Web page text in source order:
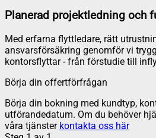
Planerad projektledning och
Med erfarna flyttledare, rätt
ansvarsförsäkring genomför vi
kontorsflyttar - från förstudie till
Börja din offertförfrågan
Börja din bokning med kundtyp,
utförandedatum. Om du behöver
våra tjänster kontakta oss här